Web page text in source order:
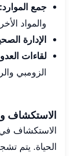
جمع الموارد:
والمواد
الإدارة
لقاءات
الزومبي
الاستكشاف
الاستكشاف
الحياة. يتم